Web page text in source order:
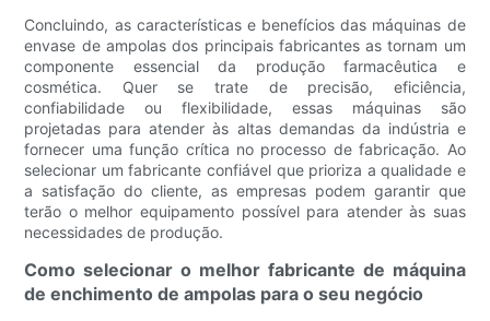
Concluindo, as características e benefícios das máquinas de
envase de ampolas dos principais fabricantes as tornam um
componente essencial da produção farmacêutica e
cosmética. Quer se trate de precisão, eficiência,
confiabilidade ou flexibilidade, essas máquinas são
projetadas para atender às altas demandas da indústria e
fornecer uma função crítica no processo de fabricação. Ao
selecionar um fabricante confiável que prioriza a qualidade e
a satisfação do cliente, as empresas podem garantir que
terão o melhor equipamento possível para atender às suas
necessidades de produção.
Como selecionar o melhor fabricante de máquina
de enchimento de ampolas para o seu negócio